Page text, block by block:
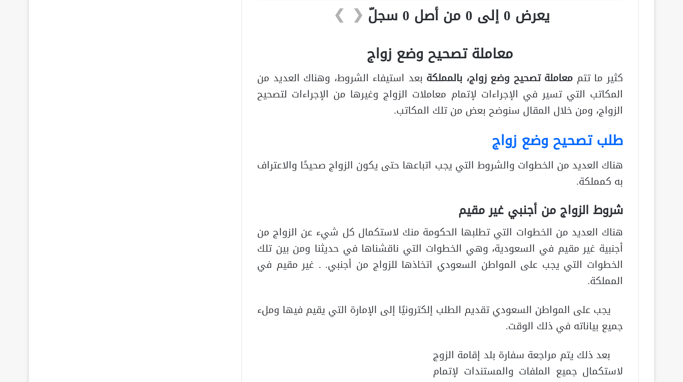
يعرض 0 إلى 0 من أصل 0 سجلّ
❮
❯
معاملة تصحيح وضع زواج
كثير ما تتم معاملة تصحيح وضع زواج، بالمملكة بعد استيفاء الشروط، وهناك العديد من
المكاتب التي تسير في الإجراءات لإتمام معاملات الزواج وغيرها من الإجراءات لتصحيح
الزواج، ومن خلال المقال سنوضح بعض من تلك المكاتب.
طلب تصحيح وضع زواج
هناك العديد من الخطوات والشروط التي يجب اتباعها حتى يكون الزواج صحيحًا والاعتراف
به كمملكة.
شروط الزواج من أجنبي غير مقيم
هناك العديد من الخطوات التي تطلبها الحكومة منك لاستكمال كل شيء عن الزواج من
أجنبية غير مقيم في السعودية، وهي الخطوات التي ناقشناها في حديثنا ومن بين تلك
الخطوات التي يجب على المواطن السعودي اتخاذها للزواج من أجنبي. . غير مقيم في
المملكة.
يجب على المواطن السعودي تقديم الطلب إلكترونيًا إلى الإمارة التي يقيم فيها وملء
جميع بياناته في ذلك الوقت.
بعد ذلك يتم مراجعة سفارة بلد إقامة الزوج
لاستكمال جميع الملفات والمستندات لإتمام